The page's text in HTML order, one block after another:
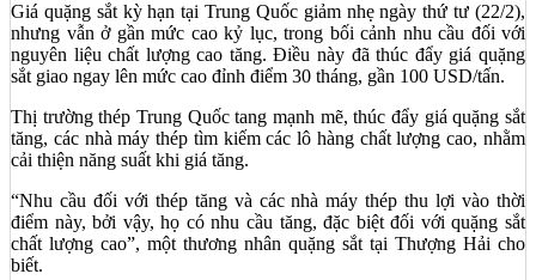
Giá quặng sắt kỳ hạn tại Trung Quốc giảm nhẹ ngày thứ tư (22/2),
nhưng vẫn ở gần mức cao kỷ lục, trong bối cảnh nhu cầu đối với
nguyên liệu chất lượng cao tăng. Điều này đã thúc đẩy giá quặng
sắt giao ngay lên mức cao đỉnh điểm 30 tháng, gần 100 USD/tấn.
Thị trường thép Trung Quốc tang mạnh mẽ, thúc đẩy giá quặng sắt
tăng, các nhà máy thép tìm kiếm các lô hàng chất lượng cao, nhằm
cải thiện năng suất khi giá tăng.
“Nhu cầu đối với thép tăng và các nhà máy thép thu lợi vào thời
điểm này, bởi vậy, họ có nhu cầu tăng, đặc biệt đối với quặng sắt
chất lượng cao”, một thương nhân quặng sắt tại Thượng Hải cho
biết.